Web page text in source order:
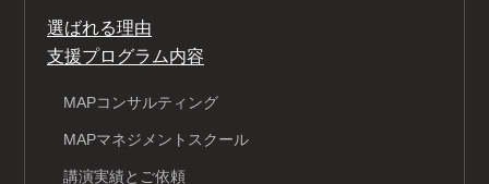
選ばれる理由
支援プログラム内容
MAPコンサルティング
MAPマネジメントスクール
講演実績とご依頼